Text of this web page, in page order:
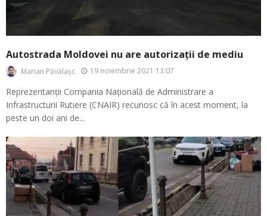
Autostrada Moldovei nu are autorizații de mediu
Marian Păvălașc 19 noiembrie 2021 13:07
Reprezentanții Compania Națională de Administrare a
Infrastructurii Rutiere (CNAIR) recunosc că în acest moment, la
peste un doi ani de...